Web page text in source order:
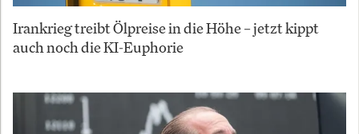
Irankrieg treibt Ölpreise in die Höhe – jetzt kippt
auch noch die KI-Euphorie